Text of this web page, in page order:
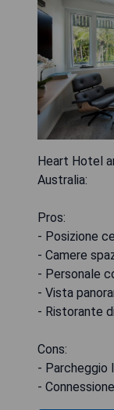
Heart Hotel
Australia:
Pros:
- Posizione
- Camere
- Personale
- Vista
- Ristorante
Cons:
- Parcheggio
-